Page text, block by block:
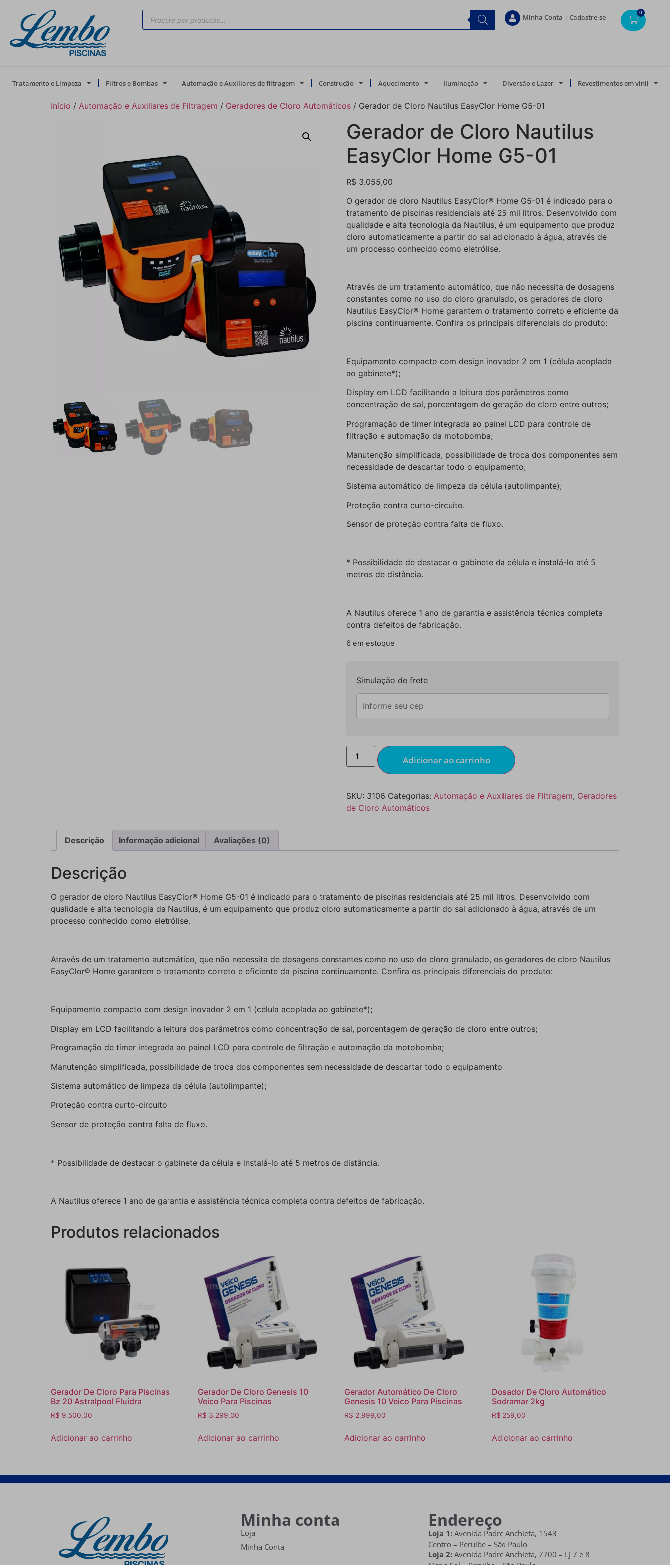
Minha Conta | Cadastre-se
0
Tratamento e Limpeza Filtros e Bombas Automação e Auxiliares de filtragem Construção Aquecimento Iluminação Diversão e Lazer Revestimentos em vinil
Início / Automação e Auxiliares de Filtragem / Geradores de Cloro Automáticos / Gerador de Cloro Nautilus EasyClor Home G5-01
Gerador de Cloro Nautilus
EasyClor Home G5-01
R$3.055,00
O gerador de cloro Nautilus EasyClor® Home G5-01 é indicado para o
tratamento de piscinas residenciais até 25 mil litros. Desenvolvido com
qualidade e alta tecnologia da Nautilus, é um equipamento que produz
cloro automaticamente a partir do sal adicionado à água, através de
um processo conhecido como eletrólise.
Através de um tratamento automático, que não necessita de dosagens
constantes como no uso do cloro granulado, os geradores de cloro
Nautilus EasyClor® Home garantem o tratamento correto e eficiente da
piscina continuamente. Confira os principais diferenciais do produto:
Equipamento compacto com design inovador 2 em 1 (célula acoplada
ao gabinete*);
Display em LCD facilitando a leitura dos parâmetros como
concentração de sal, porcentagem de geração de cloro entre outros;
Programação de timer integrada ao painel LCD para controle de
filtração e automação da motobomba;
Manutenção simplificada, possibilidade de troca dos componentes sem
necessidade de descartar todo o equipamento;
Sistema automático de limpeza da célula (autolimpante);
Proteção contra curto-circuito.
Sensor de proteção contra falta de fluxo.
* Possibilidade de destacar o gabinete da célula e instalá-lo até 5
metros de distância.
A Nautilus oferece 1 ano de garantia e assistência técnica completa
contra defeitos de fabricação.
6 em estoque
Simulação de frete
Adicionar ao carrinho
SKU: 3106 Categorias: Automação e Auxiliares de Filtragem, Geradores
de Cloro Automáticos
Descrição Informação adicional Avaliações (0)
Descrição
O gerador de cloro Nautilus EasyClor® Home G5-01 é indicado para o tratamento de piscinas residenciais até 25 mil litros. Desenvolvido com
qualidade e alta tecnologia da Nautilus, é um equipamento que produz cloro automaticamente a partir do sal adicionado à água, através de um
processo conhecido como eletrólise.
Através de um tratamento automático, que não necessita de dosagens constantes como no uso do cloro granulado, os geradores de cloro Nautilus
EasyClor® Home garantem o tratamento correto e eficiente da piscina continuamente. Confira os principais diferenciais do produto:
Equipamento compacto com design inovador 2 em 1 (célula acoplada ao gabinete*);
Display em LCD facilitando a leitura dos parâmetros como concentração de sal, porcentagem de geração de cloro entre outros;
Programação de timer integrada ao painel LCD para controle de filtração e automação da motobomba;
Manutenção simplificada, possibilidade de troca dos componentes sem necessidade de descartar todo o equipamento;
Sistema automático de limpeza da célula (autolimpante);
Proteção contra curto-circuito.
Sensor de proteção contra falta de fluxo.
* Possibilidade de destacar o gabinete da célula e instalá-lo até 5 metros de distância.
A Nautilus oferece 1 ano de garantia e assistência técnica completa contra defeitos de fabricação.
Produtos relacionados
Gerador De Cloro Para Piscinas
Bz 20 Astralpool Fluidra
R$ 9.500,00
Adicionar ao carrinho
Gerador De Cloro Genesis 10
Veico Para Piscinas
R$ 3.299,00
Adicionar ao carrinho
Gerador Automático De Cloro
Genesis 10 Veico Para Piscinas
R$ 2.999,00
Adicionar ao carrinho
Dosador De Cloro Automático
Sodramar 2kg
R$ 259,00
Adicionar ao carrinho
Minha conta
Loja
Minha Conta
Endereço
Loja 1: Avenida Padre Anchieta, 1543
Centro – Peruíbe – São Paulo
Loja 2: Avenida Padre Anchieta,7700 – LJ 7 e 8